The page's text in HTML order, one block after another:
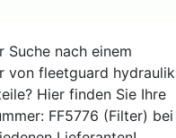
Suche nach einem
von fleetguard hydraulik
Hier finden Sie Ihre
FF5776 (Filter) bei